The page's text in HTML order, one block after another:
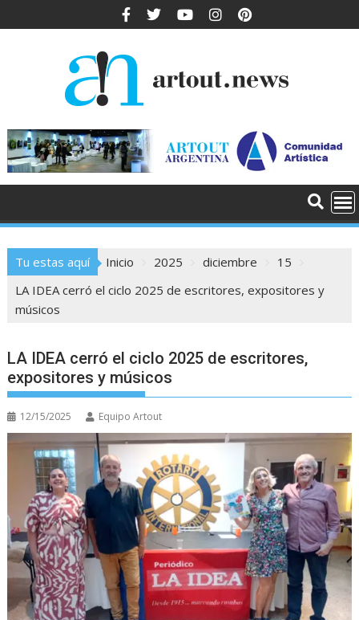
Tu estas aquí Inicio 2025 diciembre
15
LA IDEA cerró el ciclo 2025 de escritores, expositores y
músicos
LA IDEA cerró el ciclo 2025 de escritores,
expositores y músicos
12/15/2025 Equipo Artout